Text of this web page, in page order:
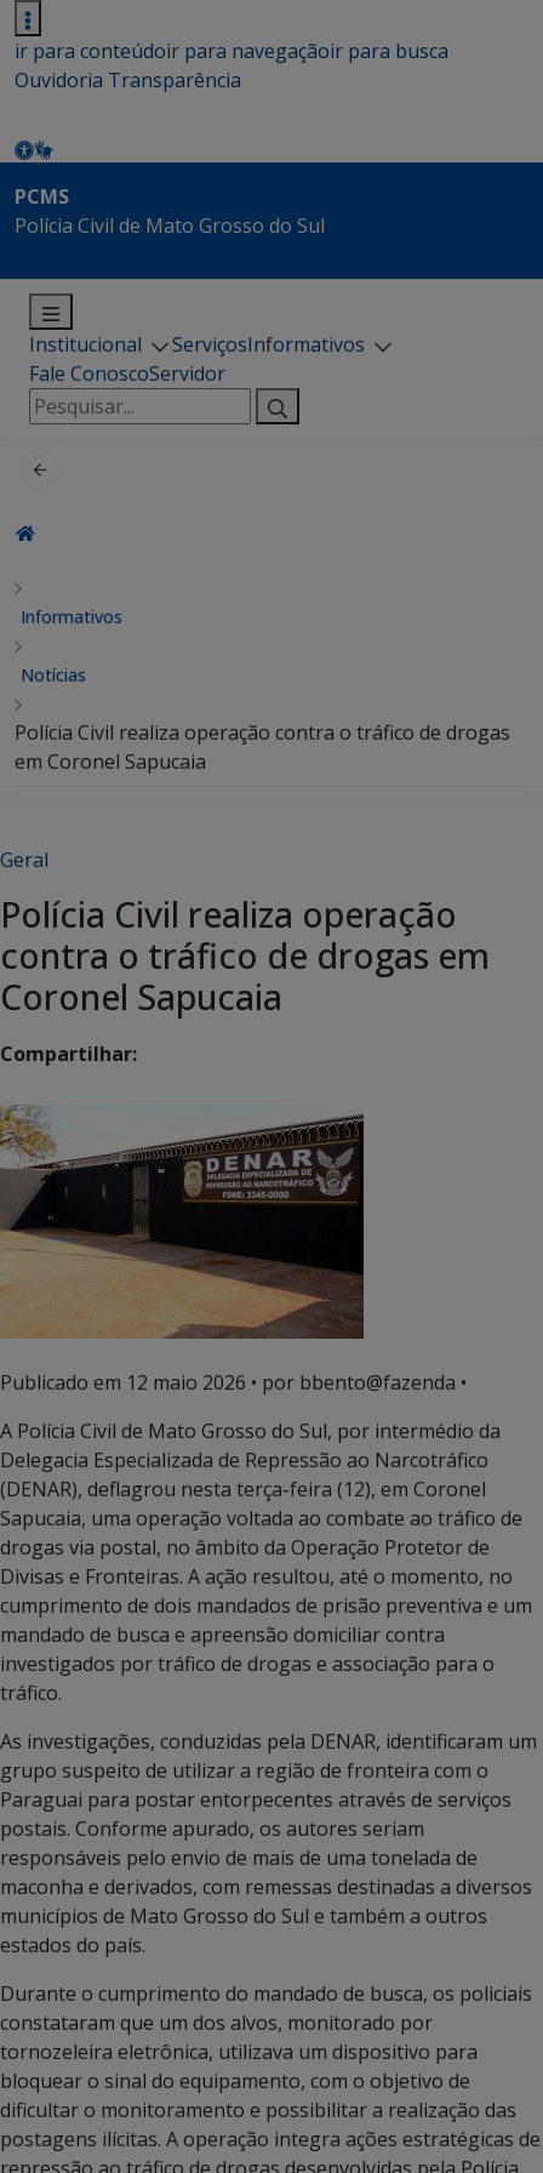
ir para conteúdoir para navegaçãoir para busca
Ouvidoria Transparência
PCMS
Polícia Civil de Mato Grosso do Sul
Institucional ServiçosInformativos
Fale ConoscoServidor
Pesquisar
por:
Informativos
Notícias
Polícia Civil realiza operação contra o tráfico de drogas
em Coronel Sapucaia
Geral
Polícia Civil realiza operação
contra o tráfico de drogas em
Coronel Sapucaia
Compartilhar:
Publicado em 12 maio 2026 • por bbento@fazenda •
A Polícia Civil de Mato Grosso do Sul, por intermédio da
Delegacia Especializada de Repressão ao Narcotráfico
(DENAR), deflagrou nesta terça-feira (12), em Coronel
Sapucaia, uma operação voltada ao combate ao tráfico de
drogas via postal, no âmbito da Operação Protetor de
Divisas e Fronteiras. A ação resultou, até o momento, no
cumprimento de dois mandados de prisão preventiva e um
mandado de busca e apreensão domiciliar contra
investigados por tráfico de drogas e associação para o
tráfico.
As investigações, conduzidas pela DENAR, identificaram um
grupo suspeito de utilizar a região de fronteira com o
Paraguai para postar entorpecentes através de serviços
postais. Conforme apurado, os autores seriam
responsáveis pelo envio de mais de uma tonelada de
maconha e derivados, com remessas destinadas a diversos
municípios de Mato Grosso do Sul e também a outros
estados do país.
Durante o cumprimento do mandado de busca, os policiais
constataram que um dos alvos, monitorado por
tornozeleira eletrônica, utilizava um dispositivo para
bloquear o sinal do equipamento, com o objetivo de
dificultar o monitoramento e possibilitar a realização das
postagens ilícitas. A operação integra ações estratégicas de